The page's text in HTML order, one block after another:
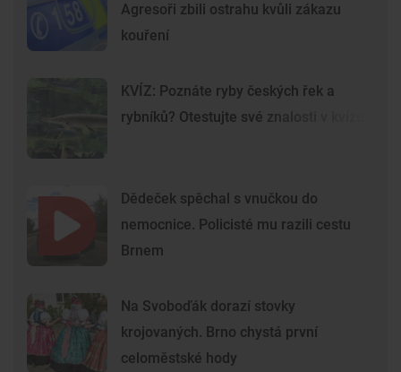
Agresoři zbili ostrahu kvůli zákazu
kouření
KVÍZ: Poznáte ryby českých řek a
rybníků? Otestujte své znalosti v kvízu
Dědeček spěchal s vnučkou do
nemocnice. Policisté mu razili cestu
Brnem
Na Svoboďák dorazí stovky
krojovaných. Brno chystá první
celoměstské hody